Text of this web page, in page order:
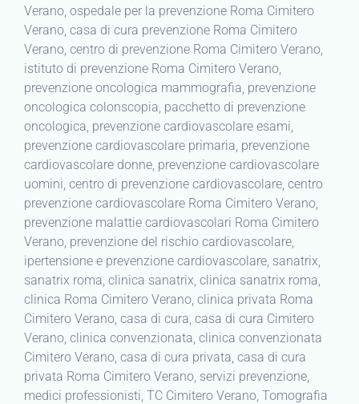
Verano, ospedale per la prevenzione Roma Cimitero
Verano, casa di cura prevenzione Roma Cimitero
Verano, centro di prevenzione Roma Cimitero Verano,
istituto di prevenzione Roma Cimitero Verano,
prevenzione oncologica mammografia, prevenzione
oncologica colonscopia, pacchetto di prevenzione
oncologica, prevenzione cardiovascolare esami,
prevenzione cardiovascolare primaria, prevenzione
cardiovascolare donne, prevenzione cardiovascolare
uomini, centro di prevenzione cardiovascolare, centro
prevenzione cardiovascolare Roma Cimitero Verano,
prevenzione malattie cardiovascolari Roma Cimitero
Verano, prevenzione del rischio cardiovascolare,
ipertensione e prevenzione cardiovascolare, sanatrix,
sanatrix roma, clinica sanatrix, clinica sanatrix roma,
clinica Roma Cimitero Verano, clinica privata Roma
Cimitero Verano, casa di cura, casa di cura Cimitero
Verano, clinica convenzionata, clinica convenzionata
Cimitero Verano, casa di cura privata, casa di cura
privata Roma Cimitero Verano, servizi prevenzione,
medici professionisti, TC Cimitero Verano, Tomografia